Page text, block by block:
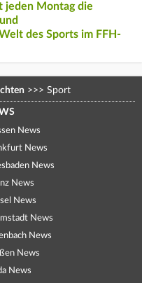
jeden Montag die
des Sports im FFH-
>>> Sport
News
News
News
News
News
News
News
News
News